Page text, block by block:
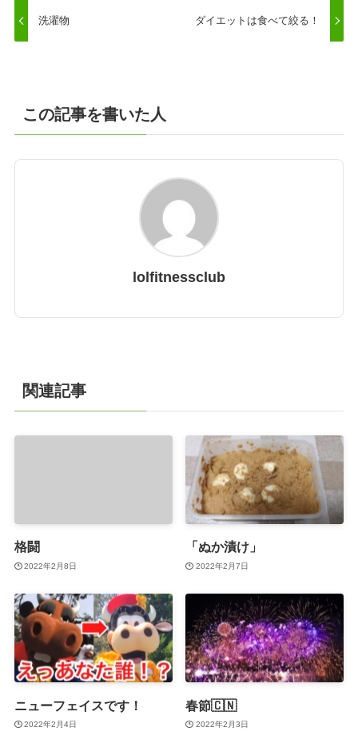
洗濯物 ダイエットは食べて絞る！
この記事を書いた人
lolfitnessclub
関連記事
格闘
2022年2月8日
「ぬか漬け」
2022年2月7日
ニューフェイスです！
2022年2月4日
春節🇨🇳
2022年2月3日